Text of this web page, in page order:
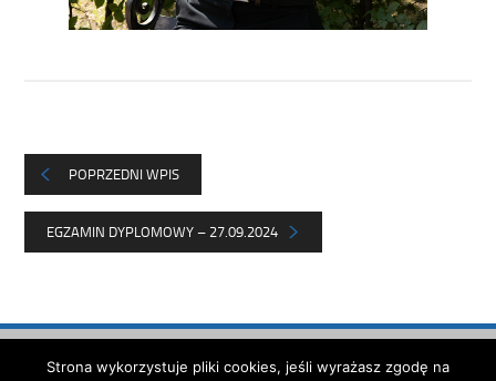
POPRZEDNI WPIS
EGZAMIN DYPLOMOWY – 27.09.2024
Strona wykorzystuje pliki cookies, jeśli wyrażasz zgodę na